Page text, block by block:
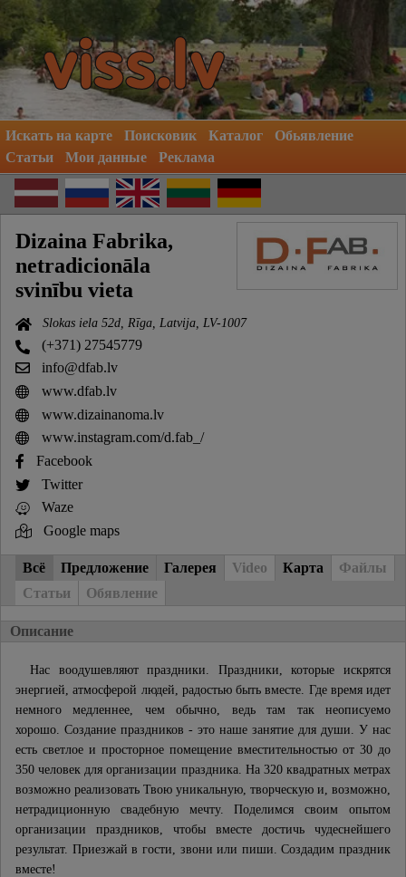
Искать на карте Поисковик Каталог
Обьявление
Статьи
Мои данные Реклама
Dizaina Fabrika,
netradicionāla
svinību vieta
Slokas iela 52d, Rīga, Latvija, LV-1007
(+371) 27545779
info@dfab.lv
www.dfab.lv
www.dizainanoma.lv
www.instagram.com/d.fab_/
Facebook
Twitter
Waze
Google maps
Всё Предложение Галерея Video Карта
Файлы
Статьи
Обявление
Описание
Нас воодушевляют праздники. Праздники, которые искрятся
энергией, атмосферой людей, радостью быть вместе. Где время идет
немного медленнее, чем обычно, ведь там так неописуемо
хорошо. Создание праздников - это наше занятие для души. У нас
есть светлое и просторное помещение вместительностью от 30 до
350 человек для организации праздника. На 320 квадратных метрах
возможно реализовать Твою уникальную, творческую и, возможно,
нетрадиционную свадебную мечту. Поделимся своим опытом
организации праздников, чтобы вместе достичь чудеснейшего
результат. Приезжай в гости, звони или пиши. Создадим праздник
вместе!